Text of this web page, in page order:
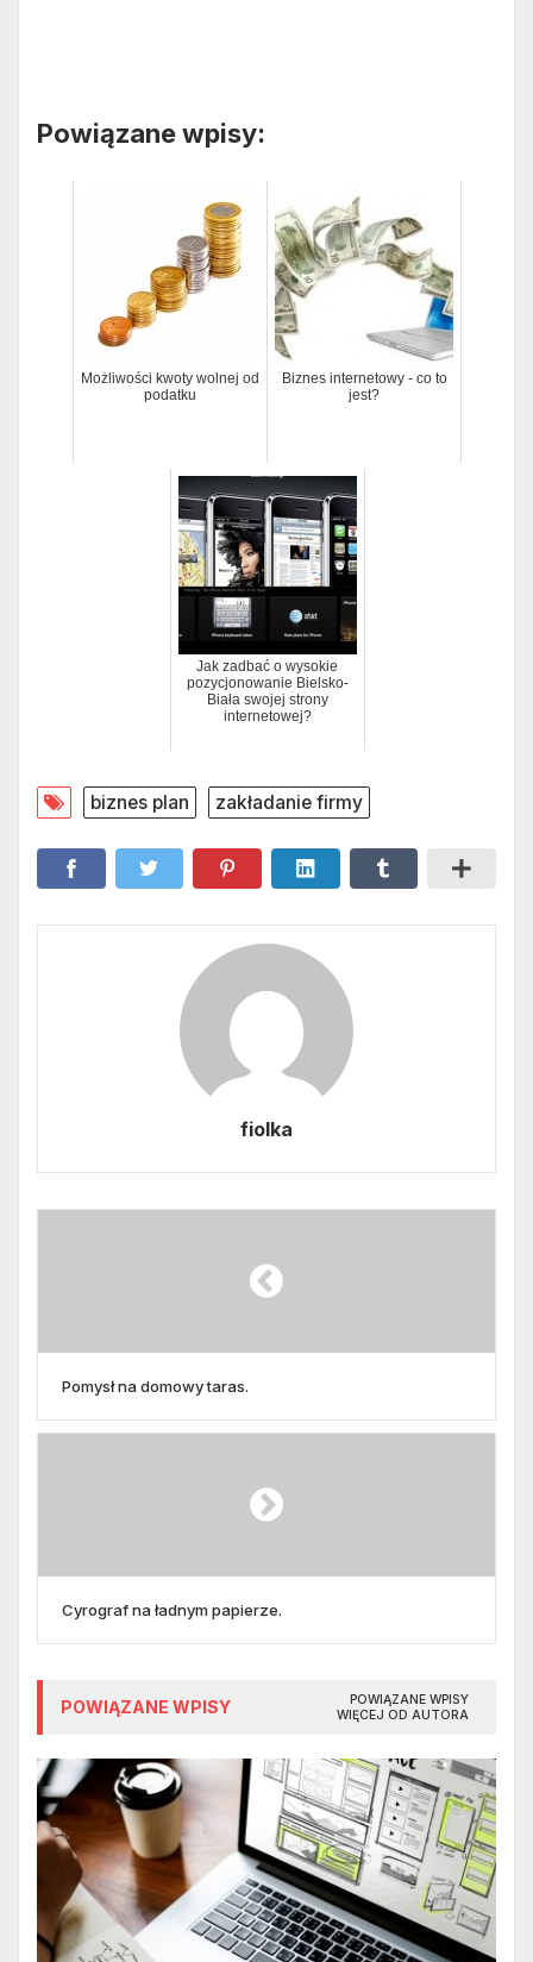
Powiązane wpisy:
Możliwości kwoty wolnej od
podatku
Biznes internetowy - co to
jest?
Jak zadbać o wysokie
pozycjonowanie Bielsko-
Biała swojej strony
internetowej?
biznes plan zakładanie firmy
fiolka
Pomysł na domowy taras.
Cyrograf na ładnym papierze.
POWIĄZANE WPISY
POWIĄZANE WPISY
WIĘCEJ OD AUTORA